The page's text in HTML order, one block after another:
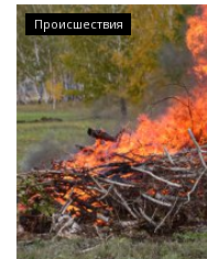
Происшествия